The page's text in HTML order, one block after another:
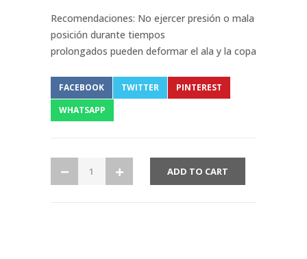
Recomendaciones: No ejercer presión o mala
posición durante tiempos
prolongados pueden deformar el ala y la copa
FACEBOOK TWITTER
PINTEREST
WHATSAPP